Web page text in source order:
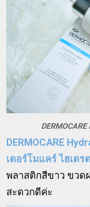
DERMOCARE
เดอร์โมแคร์ ไฮเด
พลาสติกสีขาว ขวด
สะดวกดีค่ะ